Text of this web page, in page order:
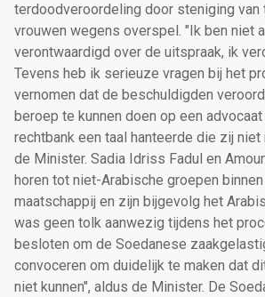
terdoodveroordeling door steniging van
vrouwen wegens overspel. "Ik ben niet
verontwaardigd over de uitspraak, ik
Tevens heb ik serieuze vragen bij het
vernomen dat de beschuldigden
beroep te kunnen doen op een
rechtbank een taal hanteerde die zij niet
de Minister. Sadia Idriss Fadul en
horen tot niet-Arabische groepen
maatschappij en zijn bijgevolg het
was geen tolk aanwezig tijdens het
besloten om de Soedanese
convoceren om duidelijk te maken dat
niet kunnen", aldus de Minister. De